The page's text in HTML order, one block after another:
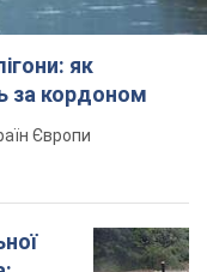
як
за кордоном
Європи